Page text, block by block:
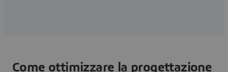
Come ottimizzare la progettazione